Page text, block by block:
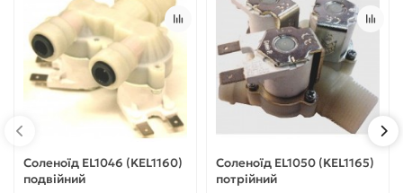
Соленоїд EL1046 (KEL1160)
подвійний
Соленоїд EL1050 (KEL1165)
потрійний